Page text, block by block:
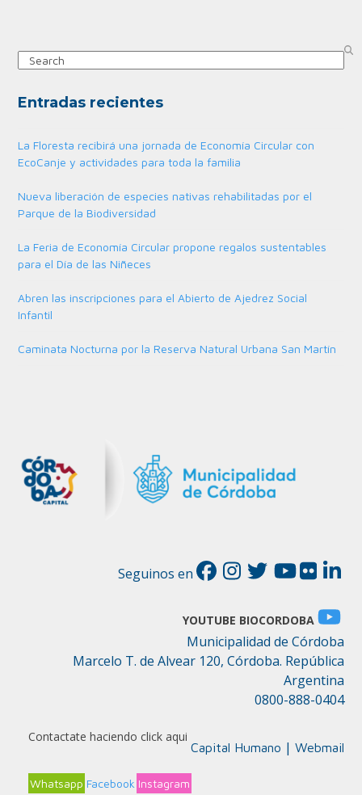
Search
Entradas recientes
La Floresta recibirá una jornada de Economía Circular con
EcoCanje y actividades para toda la familia
Nueva liberación de especies nativas rehabilitadas por el
Parque de la Biodiversidad
La Feria de Economía Circular propone regalos sustentables
para el Día de las Niñeces
Abren las inscripciones para el Abierto de Ajedrez Social
Infantil
Caminata Nocturna por la Reserva Natural Urbana San Martín
Contactate haciendo click aqui
Whatsapp Facebook Instagram
Seguinos en
YOUTUBE BIOCORDOBA
Municipalidad de Córdoba
Marcelo T. de Alvear 120, Córdoba. República
Argentina
0800-888-0404
Capital Humano | Webmail